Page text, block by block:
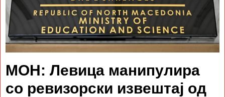
МОН: Левица манипулира
со ревизорски извештај од